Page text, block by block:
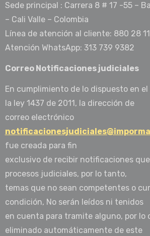
Sede principal : Carrera 8 # 17 -55 –
– Cali Valle – Colombia
Línea de atención al cliente: 880 28 11
Atención WhatsApp: 313 739 9382
Correo Notificaciones judiciales
En cumplimiento de lo dispuesto en
la ley 1437 de 2011, la dirección de
correo electrónico
fue creada para fin
exclusivo de recibir notificaciones
procesos judiciales, por lo tanto,
temas que no sean competentes o
condición, No serán leídos ni tenidos
en cuenta para tramite alguno, por lo
eliminado automáticamente de este